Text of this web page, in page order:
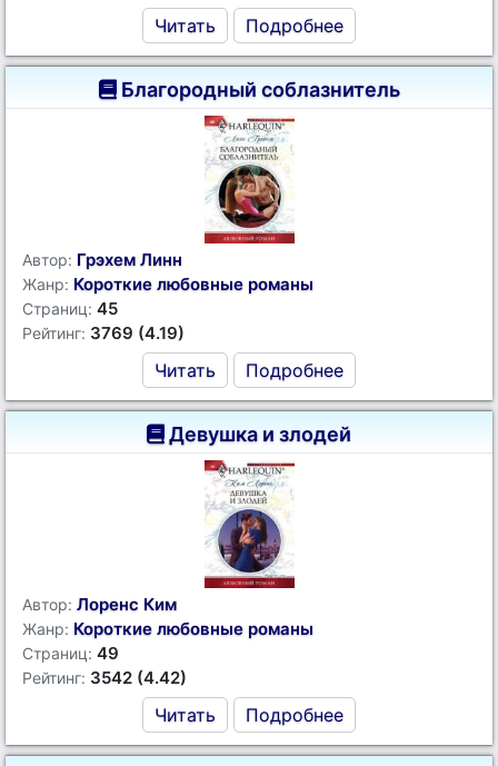
Читать Подробнее
Благородный соблазнитель
Автор: Грэхем Линн
Жанр: Короткие любовные романы
Страниц: 45
Рейтинг: 3769 (4.19)
Читать Подробнее
Девушка и злодей
Автор: Лоренс Ким
Жанр: Короткие любовные романы
Страниц: 49
Рейтинг: 3542 (4.42)
Читать Подробнее